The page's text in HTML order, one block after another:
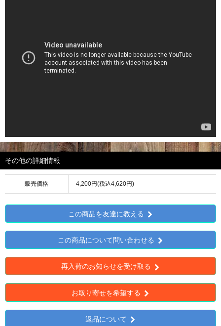
その他の詳細情報
販売価格 4,200円(税込4,620円)
この商品を友達に教える
この商品について問い合わせる
再入荷のお知らせを受け取る
お取り寄せを希望する
返品について